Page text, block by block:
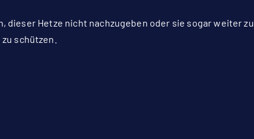
Hetze nicht nachzugeben oder sie sogar weiter zu
schützen.